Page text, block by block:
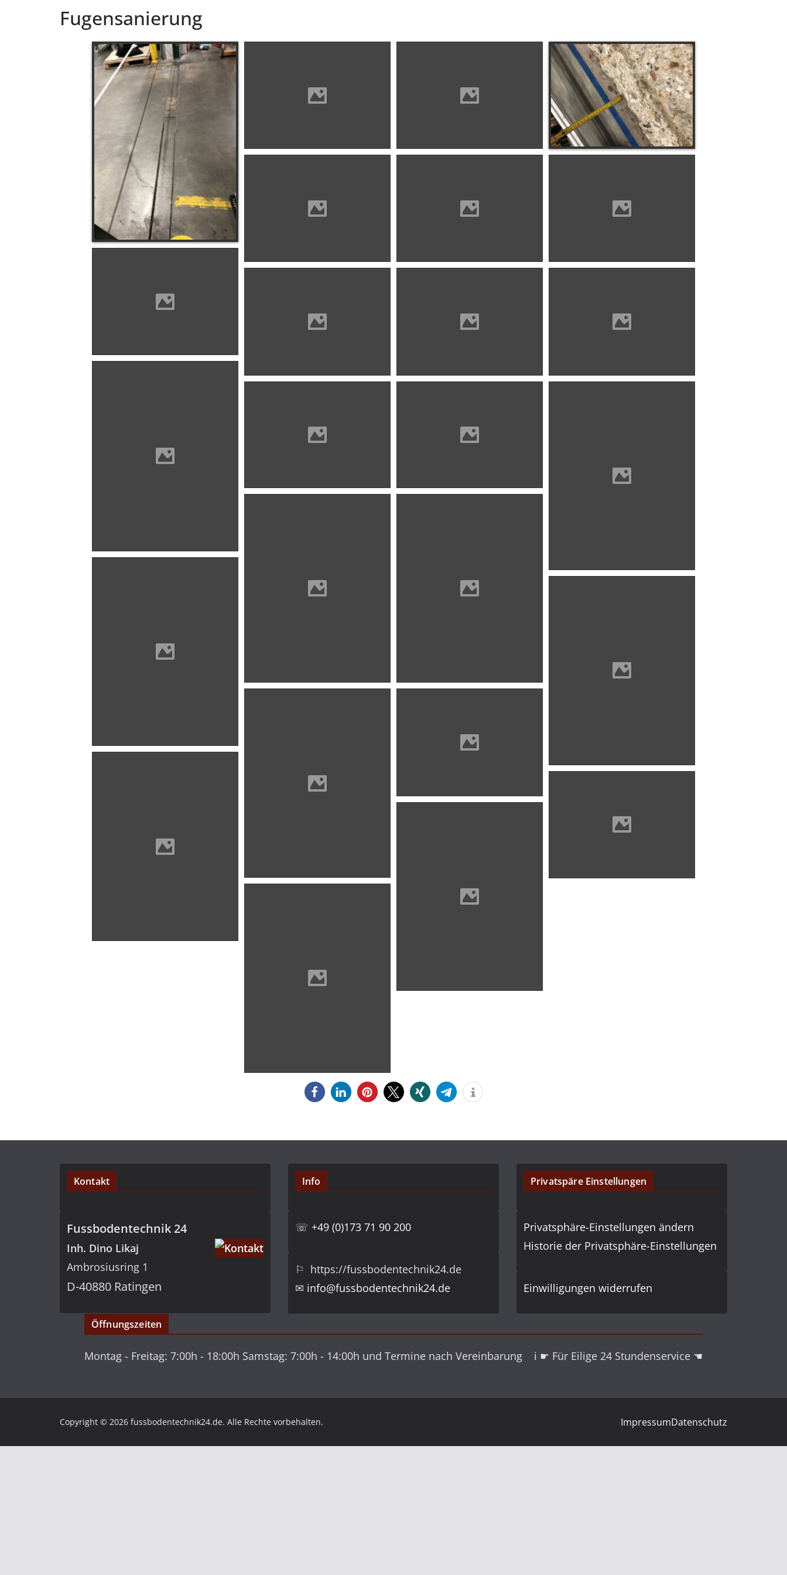
Fugensanierung
Kontakt
Fussbodentechnik 24
Inh. Dino Likaj
Ambrosiusring 1
D-40880 Ratingen
Info
☏ +49 (0)173 71 90 200
⚐ https://fussbodentechnik24.de
✉ info@fussbodentechnik24.de
Privatspäre Einstellungen
Privatsphäre-Einstellungen ändern
Historie der Privatsphäre-Einstellungen
Einwilligungen widerrufen
Öffnungszeiten
Montag - Freitag: 7:00h - 18:00h Samstag: 7:00h - 14:00h und Termine nach Vereinbarung ℹ ☛ Für Eilige 24 Stundenservice ☚
ImpressumDatenschutz
Copyright © 2026 fussbodentechnik24.de. Alle Rechte vorbehalten.